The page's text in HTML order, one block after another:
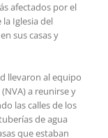
afectados por el
Iglesia del
sus casas y
llevaron al equipo
a reunirse y
las calles de los
de agua
que estaban